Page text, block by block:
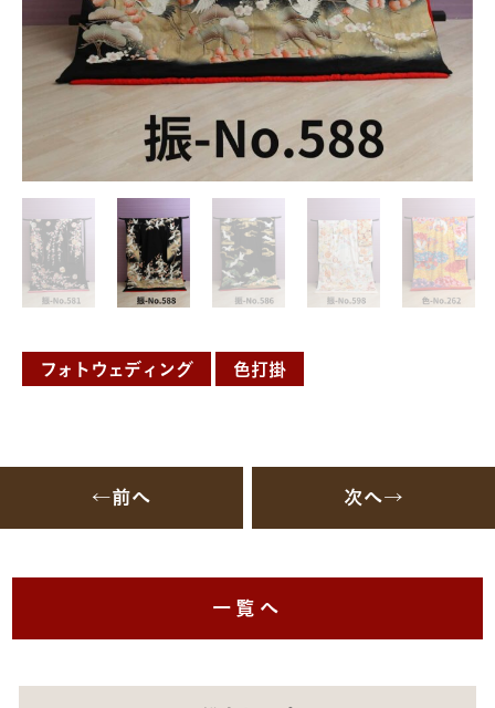
フォトウェディング 色打掛
←前へ 次へ→
一覧へ